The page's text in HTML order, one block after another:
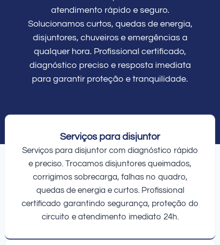
atendimento rápido e seguro.
Solucionamos curtos, quedas de energia,
disjuntores, chuveiros e emergências a
qualquer hora. Profissional certificado,
diagnóstico preciso e resposta imediata
para garantir proteção e tranquilidade.
Serviços para disjuntor
Serviços para disjuntor com diagnóstico rápido
e preciso. Trocamos disjuntores queimados,
corrigimos sobrecarga, falhas no quadro,
quedas de energia e curtos. Profissional
certificado garantindo segurança, proteção do
circuito e atendimento imediato 24h.